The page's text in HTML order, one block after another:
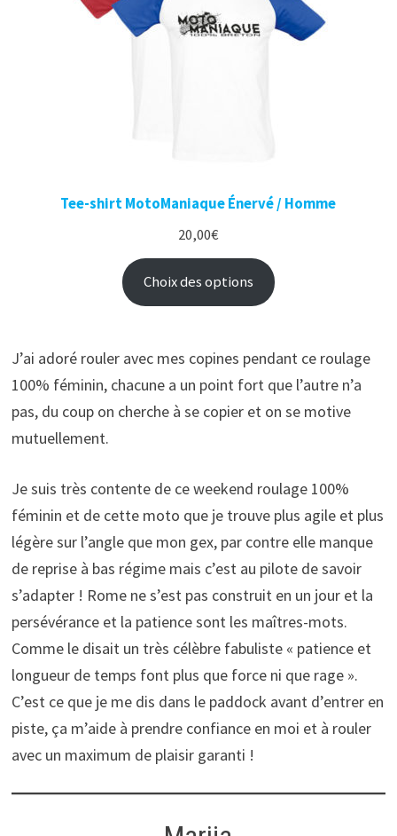
Tee-shirt MotoManiaque Énervé / Homme
20,00€
Choix des options
J’ai adoré rouler avec mes copines pendant ce roulage
100% féminin, chacune a un point fort que l’autre n’a
pas, du coup on cherche à se copier et on se motive
mutuellement.
Je suis très contente de ce weekend roulage 100%
féminin et de cette moto que je trouve plus agile et plus
légère sur l’angle que mon gex, par contre elle manque
de reprise à bas régime mais c’est au pilote de savoir
s’adapter ! Rome ne s’est pas construit en un jour et la
persévérance et la patience sont les maîtres-mots.
Comme le disait un très célèbre fabuliste « patience et
longueur de temps font plus que force ni que rage ».
C’est ce que je me dis dans le paddock avant d’entrer en
piste, ça m’aide à prendre confiance en moi et à rouler
avec un maximum de plaisir garanti !